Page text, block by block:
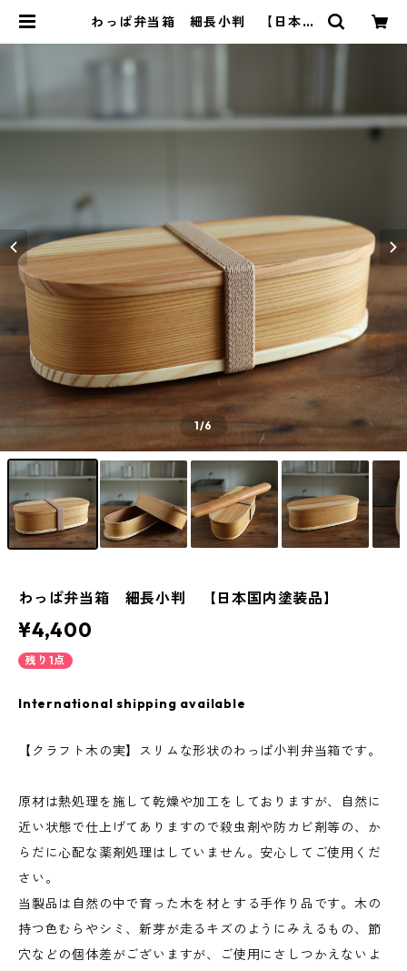
わっぱ弁当箱 細長小判 【日本国
1/6
わっぱ弁当箱 細長小判 【日本国内塗装品】
¥4,400
残り1点
International shipping available
【クラフト木の実】スリムな形状のわっぱ小判弁当箱です。
原材は熱処理を施して乾燥や加工をしておりますが、自然に
近い状態で仕上げてありますので殺虫剤や防カビ剤等の、か
らだに心配な薬剤処理はしていません。安心してご使用くだ
さい。
当製品は自然の中で育った木を材とする手作り品です。木の
持つ色むらやシミ、新芽が走るキズのようにみえるもの、節
穴などの個体差がございますが、ご使用にさしつかえないよ